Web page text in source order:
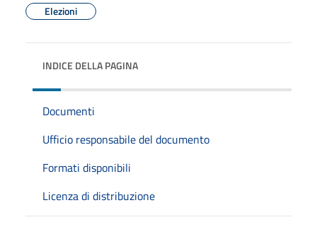
Elezioni
INDICE DELLA PAGINA
Documenti
Ufficio responsabile del documento
Formati disponibili
Licenza di distribuzione